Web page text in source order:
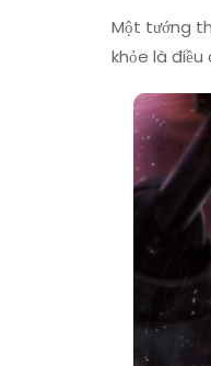
Một tướng
khỏe là